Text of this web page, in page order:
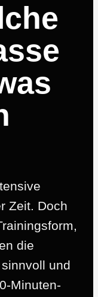
Zeit. Doch
die
und
Minuten-